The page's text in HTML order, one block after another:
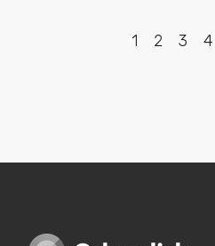
1 2 3 4